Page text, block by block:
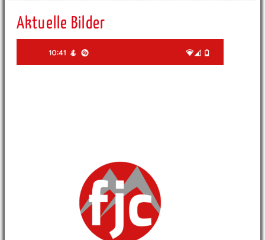
Aktuelle Bilder